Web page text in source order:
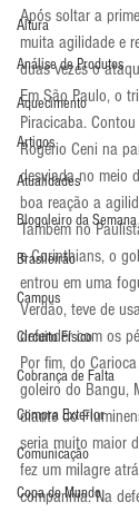
Altura
Análise de Produtos
Aquecimento
Artigos
Atualidades
Blogoleiro da Semana
Brasileirão
Campus
Circuito Físico
Cobrança de Falta
Compra Exterior
Comunicação
Copa do Mundo
Após soltar a
muita agilidade e
duas vezes o
Em São Paulo, o
Piracicaba.
Rogério Ceni na
desviada no meio
boa reação a
Também no
e Corinthians, o
entrou em uma
Verdão, teve de
defender com os
Por fim, do
goleiro do Bangu,
diante do
seria muito maior
fez um milagre
companhia. Na